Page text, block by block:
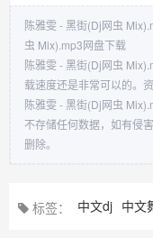
陈雅雯 - 黑街(Dj网虫
虫 Mix).mp3网盘下载
陈雅雯 - 黑街(Dj网虫
载速度还是非常可以的。
陈雅雯 - 黑街(Dj网虫
不存储任何数据，如有侵
删除。
标签： 中文dj 中文